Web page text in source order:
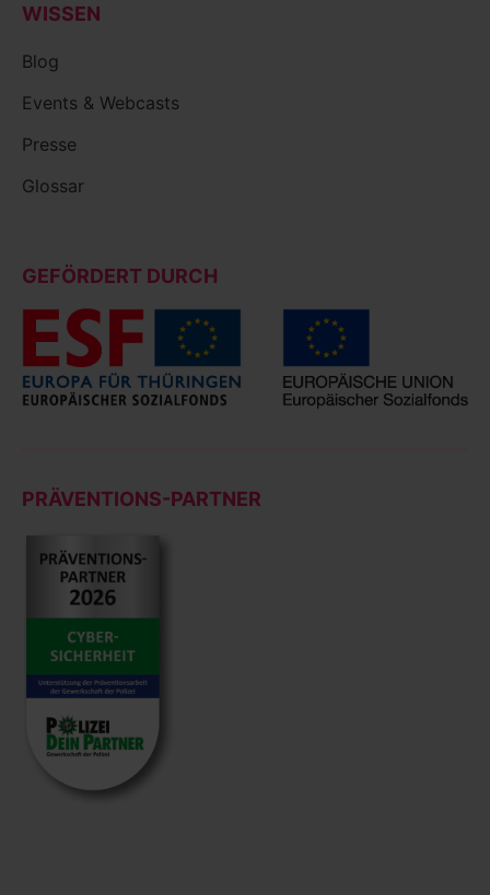
WISSEN
Blog
Events & Webcasts
Presse
Glossar
GEFÖRDERT DURCH
PRÄVENTIONS-PARTNER